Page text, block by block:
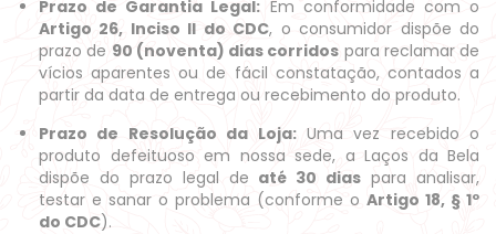
Prazo de Garantia Legal: Em conformidade com o
Artigo 26, Inciso II do CDC, o consumidor dispõe do
prazo de 90 (noventa) dias corridos para reclamar de
vícios aparentes ou de fácil constatação, contados a
partir da data de entrega ou recebimento do produto.
Prazo de Resolução da Loja:Uma vez recebido o
produto defeituoso em nossa sede, a Laços da Bela
dispõe do prazo legal de até 30 dias para analisar,
testar e sanar o problema (conforme o Artigo 18, § 1º
do CDC).